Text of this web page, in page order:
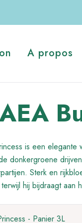
A propos
is een
donkergroene
Sterk en
hij bijdraagt aan
- Panier 3L